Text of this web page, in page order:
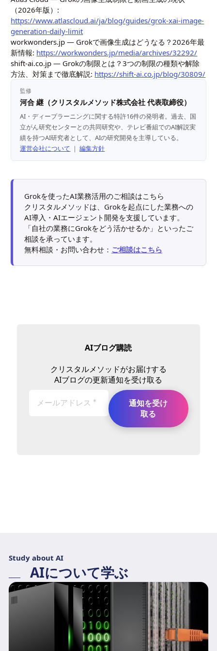
（2026年版）:
https://www.atlascloud.ai/ja/blog/guides/grok-xai-image-
generation-daily-limit
workwonders.jp — Grokで画像生成はどうなる？2026年最
新情報: https://workwonders.jp/media/archives/32292/
shift-ai.co.jp — Grokの制限とは？3つの制限の種類や解除
方法、対策まで徹底解説: https://shift-ai.co.jp/blog/30809/
監修
河合 継（クリスタルメソッド株式会社 代表取締役）
AI・ディープラーニングに関する特許16件の発明者。過去、国
立がん研究センターとの共同研究や、テレビ番組でのAI解説実
績を持つAI研究者として、AIの研究開発を主導している。
運営会社について ｜編集方針
Grokを使ったAI業務活用のご相談はこちら
クリスタルメソッドは、Grokを起点にした業務への
AI導入・AIエージェント開発を支援しています。
「自社の業務にGrokをどう活かせるか」といったご
相談を承っています。
無料相談・お問い合わせ： ご相談はこちら
AIブログ購読
クリスタルメソッドがお届けする
AIブログの更新通知を受け取る
Study about AI
AIについて学ぶ